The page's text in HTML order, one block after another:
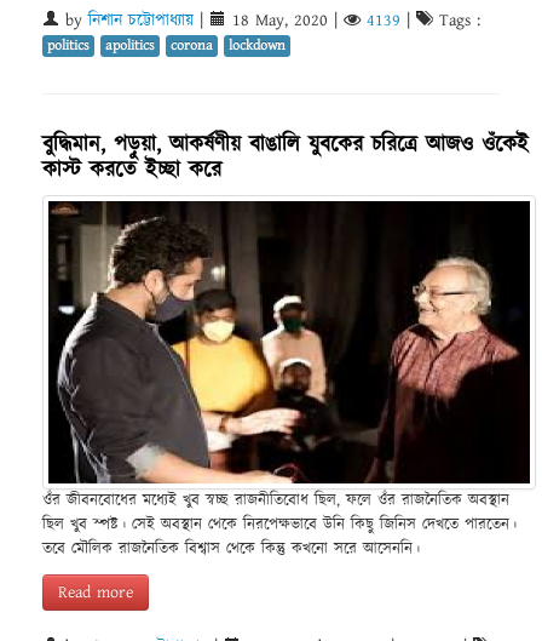
byনিশান চট্টোপাধ্যায় 18 May, 2020 4139 Tags :
politics apolitics corona lockdown
বুদ্ধিমান, পড়ুয়া, আকর্ষণীয় বাঙালি যুবকের চরিত্রে আজও ওঁকেই
কাস্ট করতে ইচ্ছা করে
ওঁর জীবনবোধের মধ্যেই খুব স্বচ্ছ রাজনীতিবোধ ছিল, ফলে ওঁর রাজনৈতিক অবস্থান
ছিল খুব স্পষ্ট। সেই অবস্থান থেকে নিরপেক্ষভাবে উনি কিছু জিনিস দেখতে পারতেন।
তবে মৌলিক রাজনৈতিক বিশ্বাস থেকে কিন্তু কখনো সরে আসেননি।
Read more